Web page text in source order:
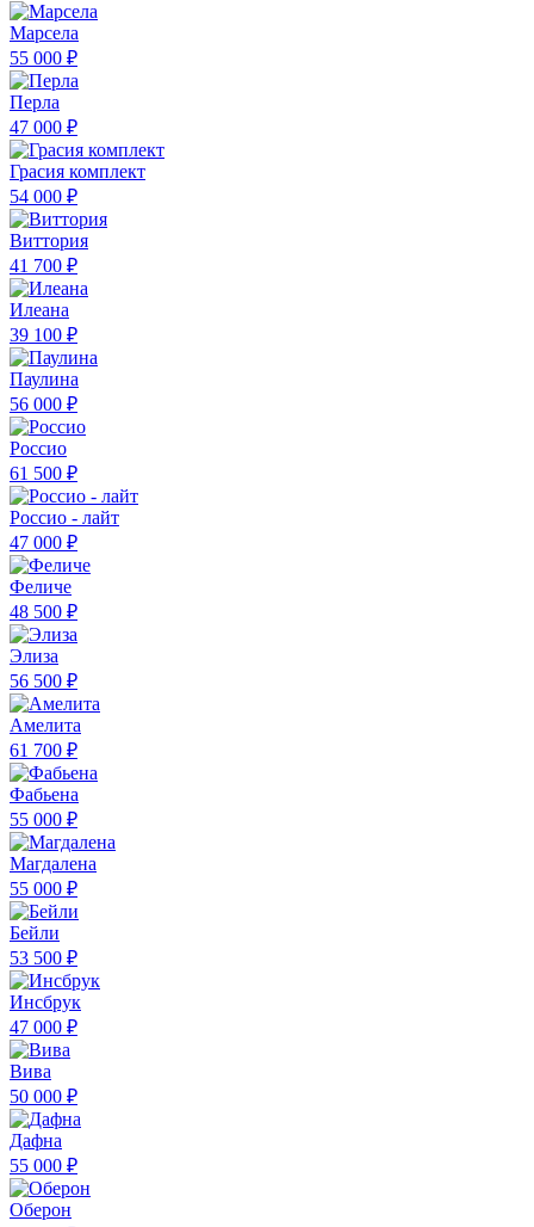
Марсела
55 000 ₽
Перла
47 000 ₽
Грасия комплект
54 000 ₽
Виттория
41 700 ₽
Илеана
39 100 ₽
Паулина
56 000 ₽
Россио
61 500 ₽
Россио - лайт
47 000 ₽
Феличе
48 500 ₽
Элиза
56 500 ₽
Амелита
61 700 ₽
Фабьена
55 000 ₽
Магдалена
55 000 ₽
Бейли
53 500 ₽
Инсбрук
47 000 ₽
Вива
50 000 ₽
Дафна
55 000 ₽
Оберон